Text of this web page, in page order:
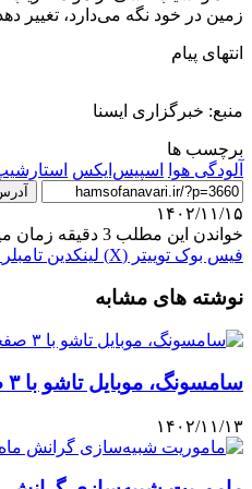
زمین در خود نگه می‌دارد، تغییر
انتهای پیام
منبع: خبرگزاری ایسنا
برچسب ها
آلودگی هوا
اسپیس‌ایکس
۱۴۰۲/۱۱/۱۵
خواندن این مطلب 3 دقیقه زمان میبرد
فیس بوک توییتر (X) لینکدین ‫تامبلر
نوشته های مشابه
سامسونگ، موبایل تاشو با ۳ صفحه نمایش می‌سازد؟
۱۴۰۲/۱۱/۱۳